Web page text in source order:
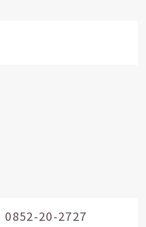
0852-20-2727